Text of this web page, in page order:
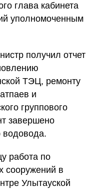
глава кабинета
уполномоченным
получил отчет
ТЭЦ, ремонту
и
группового
завершено
водовода.
работа по
сооружений в
Улытауской